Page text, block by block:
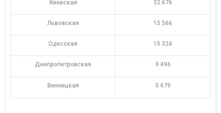
Киевская 32 676
Львовская 15 566
Одесская 15 324
Днепропетровская 9 496
Винницкая 5 679